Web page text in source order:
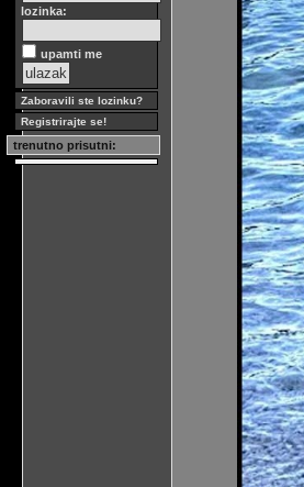
lozinka:
upamti me
Zaboravili ste lozinku?
Registrirajte se!
trenutno prisutni: